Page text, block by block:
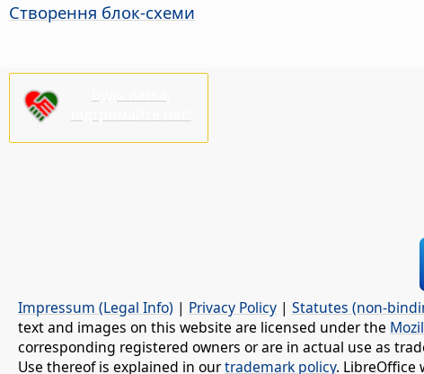
Створення блок-схеми
Impressum (Legal Info) | Privacy Policy | Statutes (non-
text and images on this website are licensed under the
corresponding registered owners or are in actual use as
Use thereof is explained in ourtrademark policy. LibreOffice